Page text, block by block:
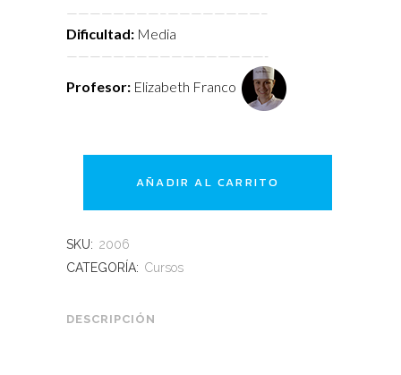
————————–————————–
Dificultad: Media
—————————————————-
Profesor: Elizabeth Franco
AÑADIR AL CARRITO
SKU: 2006
CATEGORÍA: Cursos
DESCRIPCIÓN